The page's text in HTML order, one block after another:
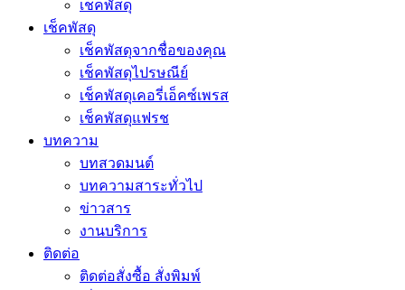
เช็คพัสดุ
เช็คพัสดุ
เช็คพัสดุจากชื่อของคุณ
เช็คพัสดุไปรษณีย์
เช็คพัสดุเคอรี่เอ็คซ์เพรส
เช็คพัสดุแฟรช
บทความ
บทสวดมนต์
บทความสาระทั่วไป
ข่าวสาร
งานบริการ
ติดต่อ
ติดต่อสั่งซื้อ สั่งพิมพ์